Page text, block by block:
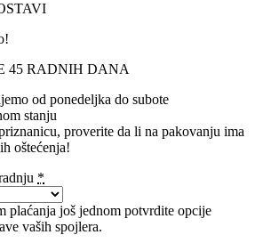
45 RADNIH DANA
od ponedeljka do subote
stanju
proverite da li na pakovanju ima
oštećenja!
*
plaćanja još jednom potvrdite opcije
vaših spojlera.